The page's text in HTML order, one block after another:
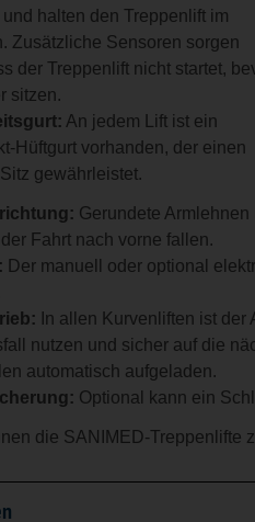
und halten den Treppenlift im
Zusätzliche Sensoren sorgen
der Treppenlift nicht startet,
sitzen.
An jedem Lift ist ein
Hüftgurt vorhanden, der einen
gewährleistet.
Gerundete
Fahrt nach vorne fallen.
Der manuell oder optional
In allen Kurvenliften ist
nutzen und sicher auf die
automatisch aufgeladen.
Optional kann ein
die SANIMED-Treppenlifte